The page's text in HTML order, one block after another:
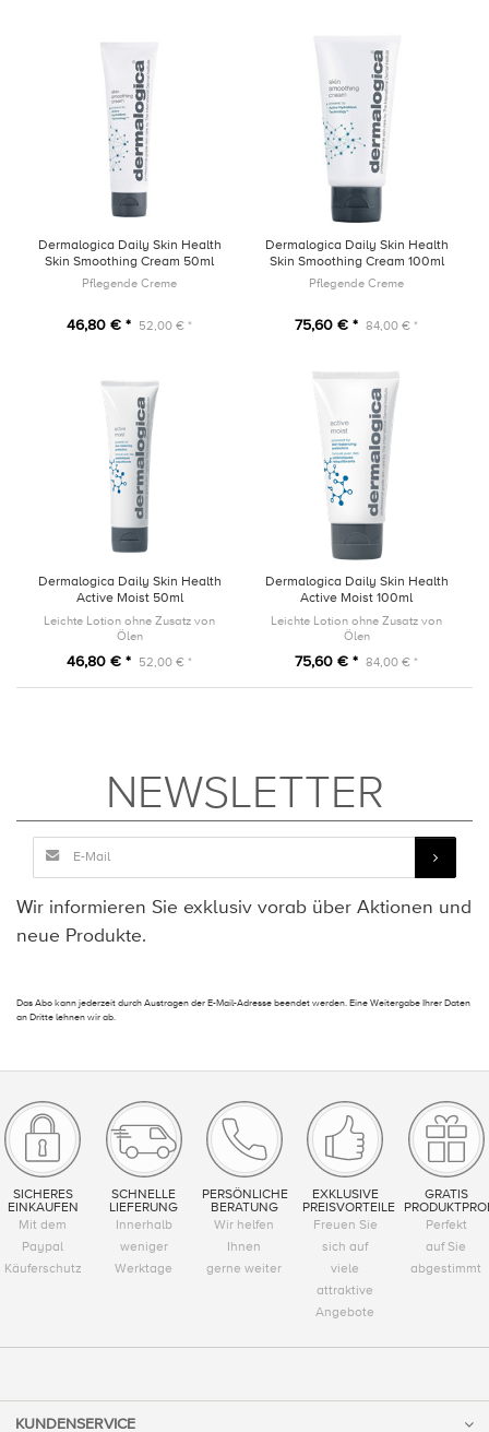
Dermalogica Daily Skin Health
Skin Smoothing Cream 50ml
Pflegende Creme
46,80 € * 52,00 € *
Dermalogica Daily Skin Health
Skin Smoothing Cream 100ml
Pflegende Creme
75,60 € * 84,00 € *
Dermalogica Daily Skin Health
Active Moist 50ml
Leichte Lotion ohne Zusatz von
Ölen
46,80 € * 52,00 € *
Dermalogica Daily Skin Health
Active Moist 100ml
Leichte Lotion ohne Zusatz von
Ölen
75,60 € * 84,00 € *
NEWSLETTER
Wir informieren Sie exklusiv vorab über Aktionen und
neue Produkte.
Das Abo kann jederzeit durch Austragen der E-Mail-Adresse beendet werden. Eine Weitergabe Ihrer Daten
an Dritte lehnen wir ab.
SICHERES
EINKAUFEN
Mit dem
Paypal
Käuferschutz
SCHNELLE
LIEFERUNG
Innerhalb
weniger
Werktage
PERSÖNLICHE
BERATUNG
Wir helfen
Ihnen
gerne weiter
EXKLUSIVE
PREISVORTEILE
Freuen Sie
sich auf
viele
attraktive
Angebote
GRATIS
Perfekt
auf Sie
abgestimmt
KUNDENSERVICE